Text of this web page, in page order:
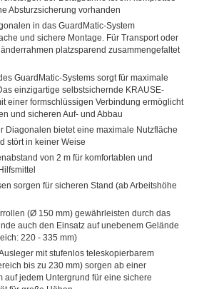
Absturzsicherung vorhanden
in das GuardMatic-System
und sichere Montage. Für Transport oder
platzsparend zusammengefaltet
GuardMatic-Systems sorgt für maximale
einzigartige selbstsichernde KRAUSE-
einer formschlüssigen Verbindung ermöglicht
und sicheren Auf- und Abbau
Diagonalen bietet eine maximale Nutzfläche
stört in keiner Weise
von 2 m für komfortablen und
sorgen für sicheren Stand (ab Arbeitshöhe
(Ø 150 mm) gewährleisten durch das
auch den Einsatz auf unebenem Gelände
220 - 335 mm)
mit stufenlos teleskopierbarem
bis zu 230 mm) sorgen ab einer
auf jedem Untergrund für eine sichere